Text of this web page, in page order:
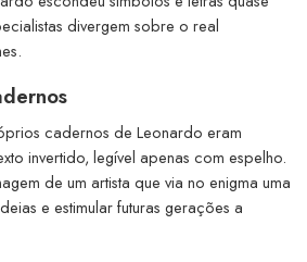
divergem sobre o real
cadernos de Leonardo eram
invertido, legível apenas com espelho.
de um artista que via no enigma uma
e estimular futuras gerações a